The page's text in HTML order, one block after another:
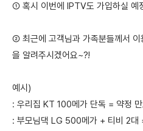
① 혹시 이번에 IPTV도 가입하실 예
② 최근에 고객님과 가족분들께서
을 알려주시겠어요~?!
예시)
: 우리집 KT 100메가 단독 = 약정 만
: 부모님댁 LG 500메가 + 티비 2대